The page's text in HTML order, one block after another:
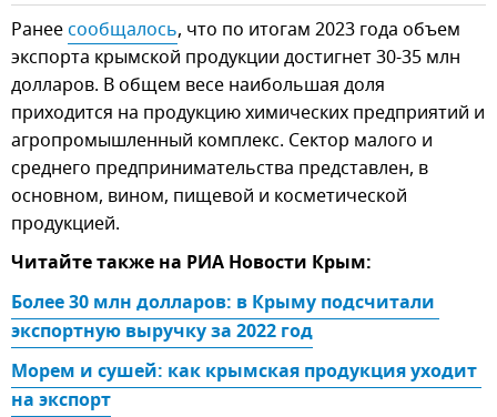
Ранее сообщалось, что по итогам 2023 года объем
экспорта крымской продукции достигнет 30-35 млн
долларов. В общем весе наибольшая доля
приходится на продукцию химических предприятий и
агропромышленный комплекс. Сектор малого и
среднего предпринимательства представлен, в
основном, вином, пищевой и косметической
продукцией.
Читайте также на РИА Новости Крым:
Более 30 млн долларов: в Крыму подсчитали
экспортную выручку за 2022 год
Морем и сушей: как крымская продукция уходит
на экспорт